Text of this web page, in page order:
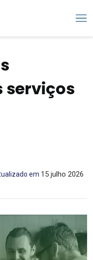
serviços
em 15 julho 2026